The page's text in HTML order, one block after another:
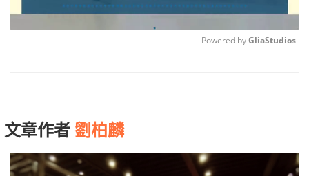
Powered by GliaStudios
文章作者劉柏麟